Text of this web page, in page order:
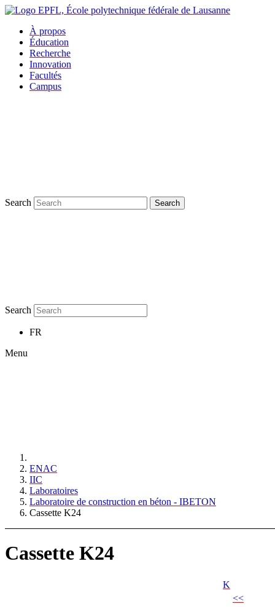
À propos
Éducation
Recherche
Innovation
Facultés
Campus
Search Search
Search
FR
Menu
ENAC
IIC
Laboratoires
Laboratoire de construction en béton - IBETON
Cassette K24
Cassette K24
K
<<